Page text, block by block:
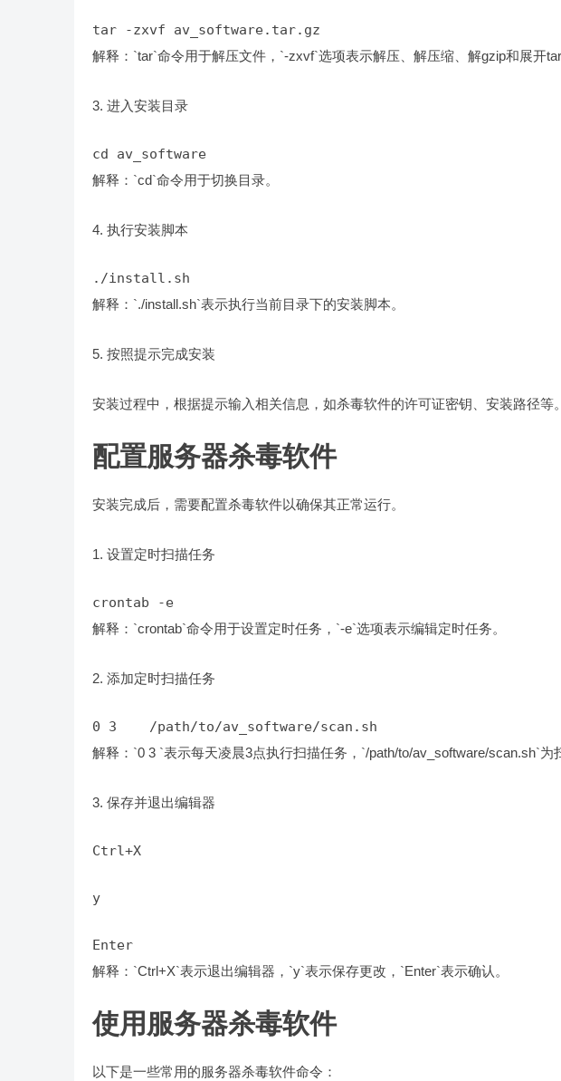
tar -zxvf av_software.tar.gz
解释：`tar`命令用于解压文件，`-zxvf`选项表示解压、解压缩、解gzip和展开tar
3. 进入安装目录
cd av_software
解释：`cd`命令用于切换目录。
4. 执行安装脚本
./install.sh
解释：`./install.sh`表示执行当前目录下的安装脚本。
5. 按照提示完成安装
安装过程中，根据提示输入相关信息，如杀毒软件的许可证密钥、安装路径等。
配置服务器杀毒软件
安装完成后，需要配置杀毒软件以确保其正常运行。
1. 设置定时扫描任务
crontab -e
解释：`crontab`命令用于设置定时任务，`-e`选项表示编辑定时任务。
2. 添加定时扫描任务
0 3    /path/to/av_software/scan.sh
解释：`0 3 `表示每天凌晨3点执行扫描任务，`/path/to/av_software/scan.sh`为
3. 保存并退出编辑器
Ctrl+X
y
Enter
解释：`Ctrl+X`表示退出编辑器，`y`表示保存更改，`Enter`表示确认。
使用服务器杀毒软件
以下是一些常用的服务器杀毒软件命令：